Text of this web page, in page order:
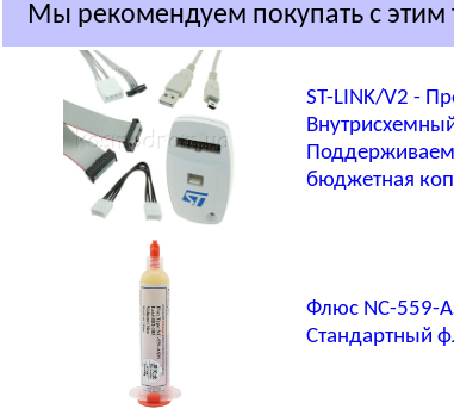
Мы рекомендуем покупать с этим
ST-LINK/V2 -
бюджетная
Флюс NC-559-
Стандартный